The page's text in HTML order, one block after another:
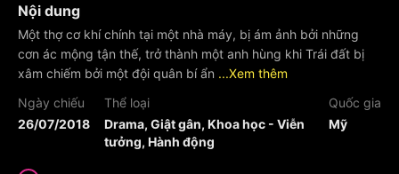
Nội dung
Một thợ cơ khí chính tại một nhà máy, bị ám ảnh bởi những
cơn ác mộng tận thế, trở thành một anh hùng khi Trái đất bị
xâm chiếm bởi một đội quân bí ẩn ...Xem thêm
Ngày chiếu
26/07/2018
Thể loại
Drama, Giật gân, Khoa học - Viễn
tưởng, Hành động
Quốc gia
Mỹ